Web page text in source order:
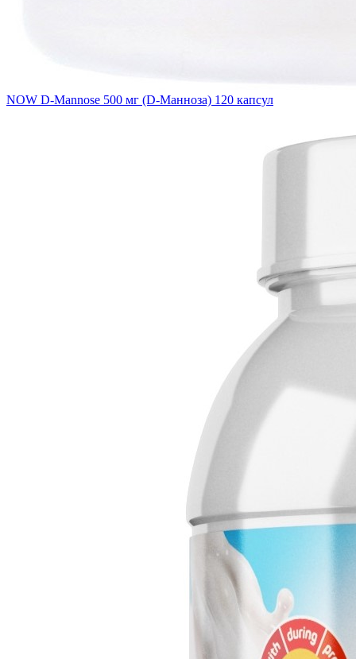
NOW D-Mannose 500 мг (D-Манноза) 120 капсул